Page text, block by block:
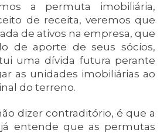
a permuta imobiliária,
de receita, veremos que
de ativos na empresa, que
de aporte de seus sócios,
uma dívida futura perante
as unidades imobiliárias ao
do terreno.
dizer contraditório, é que a
entende que as permutas